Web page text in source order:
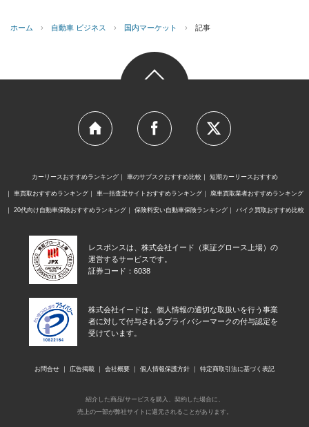
ホーム › 自動車 ビジネス › 国内マーケット › 記事
カーリースおすすめランキング 車のサブスクおすすめ比較 短期カーリースおすすめ
車買取おすすめランキング 車一括査定サイトおすすめランキング 廃車買取業者おすすめランキング
20代向け自動車保険おすすめランキング 保険料安い自動車保険ランキング バイク買取おすすめ比較
レスポンスは、株式会社イード（東証グロース上場）の
運営するサービスです。
証券コード：6038
株式会社イードは、個人情報の適切な取扱いを行う事業
者に対して付与されるプライバシーマークの付与認定を
受けています。
お問合せ 広告掲載 会社概要 個人情報保護方針 特定商取引法に基づく表記
紹介した商品/サービスを購入、契約した場合に、
売上の一部が弊社サイトに還元されることがあります。